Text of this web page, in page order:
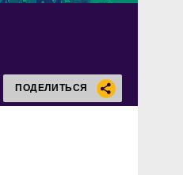
ПОДЕЛИТЬСЯ